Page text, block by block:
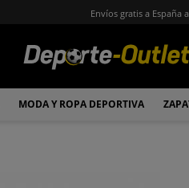
Envíos gratis a España
MODA Y ROPA DEPORTIVA